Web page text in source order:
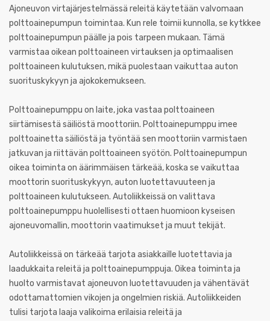
Ajoneuvon virtajärjestelmässä releitä käytetään valvomaan
polttoainepumpun toimintaa. Kun rele toimii kunnolla, se kytkkee
polttoainepumpun päälle ja pois tarpeen mukaan. Tämä
varmistaa oikean polttoaineen virtauksen ja optimaalisen
polttoaineen kulutuksen, mikä puolestaan vaikuttaa auton
suorituskykyyn ja ajokokemukseen.
Polttoainepumppu on laite, joka vastaa polttoaineen
siirtämisestä säiliöstä moottoriin. Polttoainepumppu imee
polttoainetta säiliöstä ja työntää sen moottoriin varmistaen
jatkuvan ja riittävän polttoaineen syötön. Polttoainepumpun
oikea toiminta on äärimmäisen tärkeää, koska se vaikuttaa
moottorin suorituskykyyn, auton luotettavuuteen ja
polttoaineen kulutukseen. Autoliikkeissä on valittava
polttoainepumppu huolellisesti ottaen huomioon kyseisen
ajoneuvomallin, moottorin vaatimukset ja muut tekijät.
Autoliikkeissä on tärkeää tarjota asiakkaille luotettavia ja
laadukkaita releitä ja polttoainepumppuja. Oikea toiminta ja
huolto varmistavat ajoneuvon luotettavuuden ja vähentävät
odottamattomien vikojen ja ongelmien riskiä. Autoliikkeiden
tulisi tarjota laaja valikoima erilaisia releitä ja